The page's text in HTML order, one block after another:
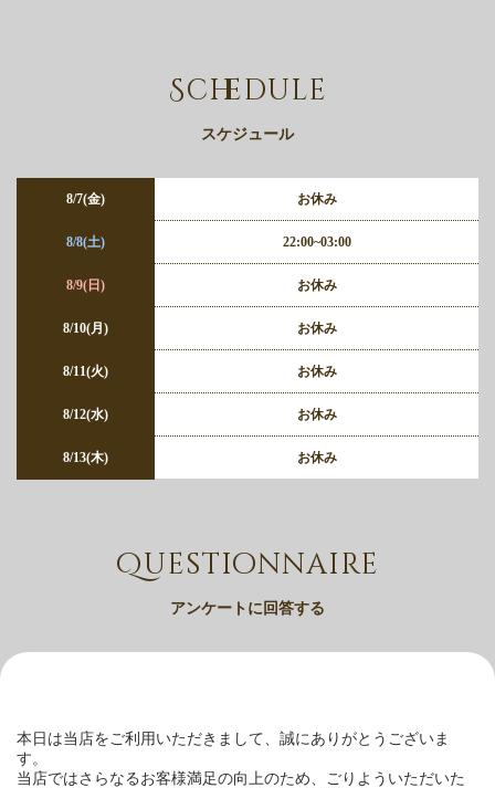
Schedule
スケジュール
8/7(金)
8/8(土)
8/9(日)
8/10(月)
8/11(火)
8/12(水)
8/13(木)
お休み
22:00~03:00
お休み
お休み
お休み
お休み
お休み
Questionnaire
アンケートに回答する
本日は当店をご利用いただきまして、誠にありがとうございま
す。
当店ではさらなるお客様満足の向上のため、ごりよういただいた